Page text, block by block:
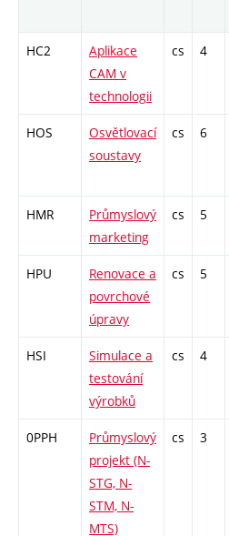
HC2
Aplikace
CAM v
technologii
cs 4
HOS
Osvětlovací
soustavy
cs 6
HMR
Průmyslový
marketing
cs 5
HPU
Renovace a
povrchové
úpravy
cs 5
HSI
Simulace a
testování
výrobků
cs 4
0PPH
Průmyslový
projekt (N-
STG, N-
STM, N-
MTS)
cs 3